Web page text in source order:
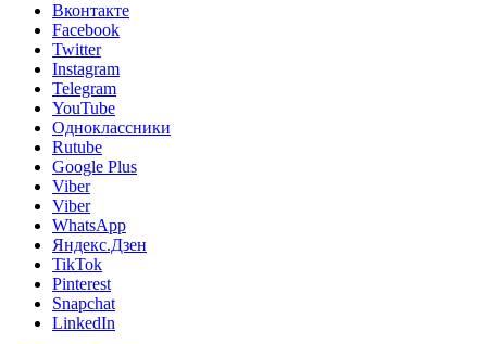
Вконтакте
Facebook
Twitter
Instagram
Telegram
YouTube
Одноклассники
Rutube
Google Plus
Viber
Viber
WhatsApp
Яндекс.Дзен
TikTok
Pinterest
Snapchat
LinkedIn